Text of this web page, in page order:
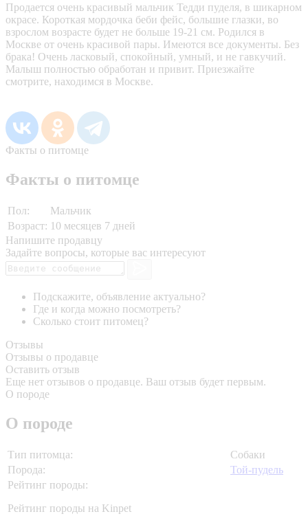
Продается очень красивый мальчик Тедди пуделя, в шикарном
окрасе. Короткая мордочка беби фейс, большие глазки, во
взрослом возрасте будет не больше 19-21 см. Родился в
Москве от очень красивой пары. Имеются все документы. Без
брака! Очень ласковый, спокойный, умный, и не гавкучий.
Малыш полностью обработан и привит. Приезжайте
смотрите, находимся в Москве.
Факты о питомце
Факты о питомце
Пол:
Мальчик
Возраст: 10 месяцев 7 дней
Напишите продавцу
Задайте вопросы, которые вас интересуют
Подскажите, объявление актуально?
Где и когда можно посмотреть?
Сколько стоит питомец?
Отзывы
Отзывы о продавце
Оставить отзыв
Еще нет отзывов о продавце. Ваш отзыв будет первым.
О породе
О породе
Тип питомца:
Собаки
Порода:
Той-пудель
Рейтинг породы:
Рейтинг породы на Kinpet